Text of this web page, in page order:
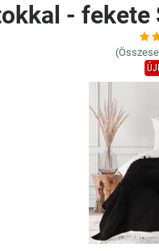
- fekete